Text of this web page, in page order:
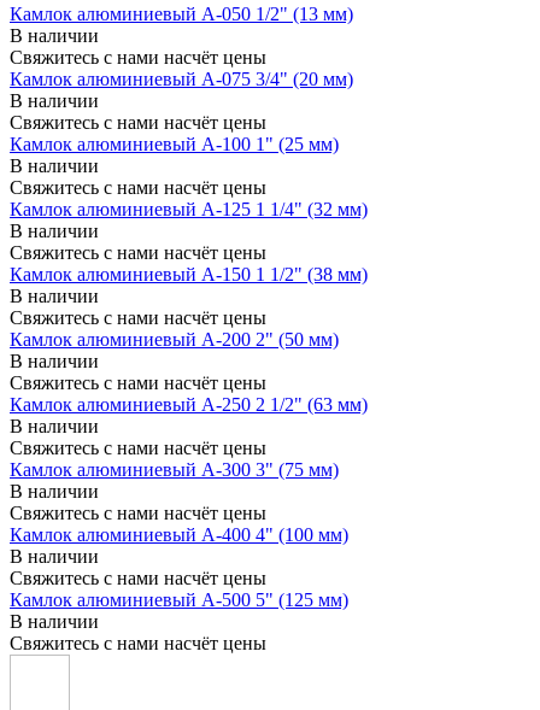
Камлок алюминиевый A-050 1/2" (13 мм)
В наличии
Свяжитесь с нами насчёт цены
Камлок алюминиевый A-075 3/4" (20 мм)
В наличии
Свяжитесь с нами насчёт цены
Камлок алюминиевый A-100 1" (25 мм)
В наличии
Свяжитесь с нами насчёт цены
Камлок алюминиевый A-125 1 1/4" (32 мм)
В наличии
Свяжитесь с нами насчёт цены
Камлок алюминиевый A-150 1 1/2" (38 мм)
В наличии
Свяжитесь с нами насчёт цены
Камлок алюминиевый A-200 2" (50 мм)
В наличии
Свяжитесь с нами насчёт цены
Камлок алюминиевый A-250 2 1/2" (63 мм)
В наличии
Свяжитесь с нами насчёт цены
Камлок алюминиевый A-300 3" (75 мм)
В наличии
Свяжитесь с нами насчёт цены
Камлок алюминиевый A-400 4" (100 мм)
В наличии
Свяжитесь с нами насчёт цены
Камлок алюминиевый A-500 5" (125 мм)
В наличии
Свяжитесь с нами насчёт цены